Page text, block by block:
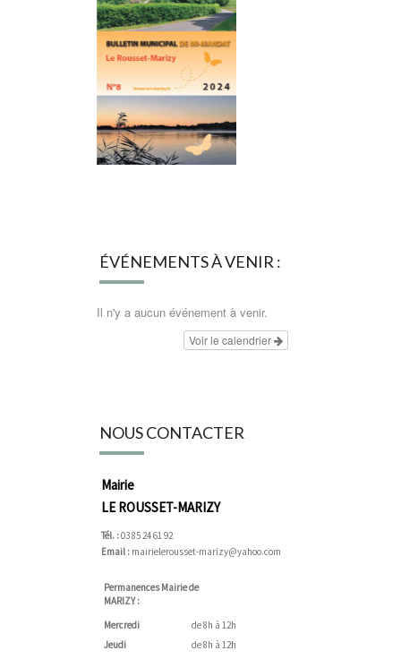
ÉVÉNEMENTS À VENIR :
Il n'y a aucun événement à venir.
Voir le calendrier
NOUS CONTACTER
Mairie
LE ROUSSET-MARIZY
Tél. :03 85 24 61 92
Email : mairielerousset-marizy@yahoo.com
Permanences Mairie de
MARIZY :
Mercredi
de 8h à 12h
Jeudi
de 8h à 12h